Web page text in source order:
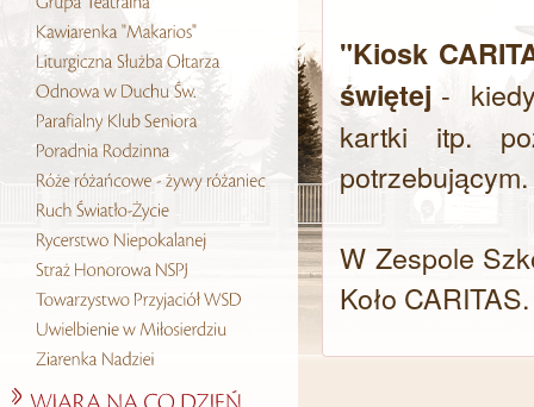
"Kiosk
świętej -
kartki itp.
potrzebującym.
W Zespole
Koło CARITAS.